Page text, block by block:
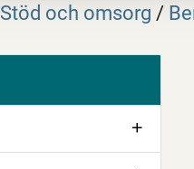
Stöd och omsorg /